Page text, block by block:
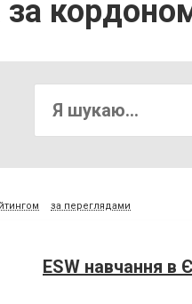
за
за переглядами
ESW навчання в